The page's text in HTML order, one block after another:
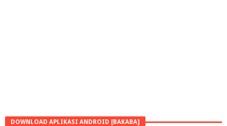
DOWNLOAD APLIKASI ANDROID [BAKABA]